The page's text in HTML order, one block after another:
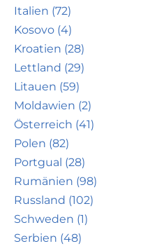
Italien (72)
Kosovo (4)
Kroatien (28)
Lettland (29)
Litauen (59)
Moldawien (2)
Österreich (41)
Polen (82)
Portgual (28)
Rumänien (98)
Russland (102)
Schweden (1)
Serbien (48)